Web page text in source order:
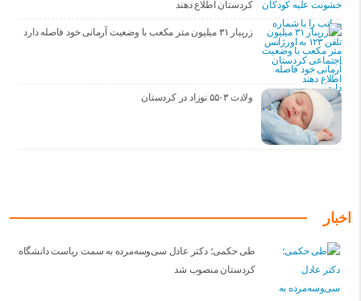
کردستان اطلاع دهند
زریبار ۳۱ میلیون متر مکعب با وضعیت آرمانی خود فاصله دارد
ولادت ۵۵۰۳ نوزاد در کردستان
اخبار
طی حکمی؛ دکتر عادل سی‌وسه‌مرده به سمت ریاست دانشگاه
کردستان منصوب شد